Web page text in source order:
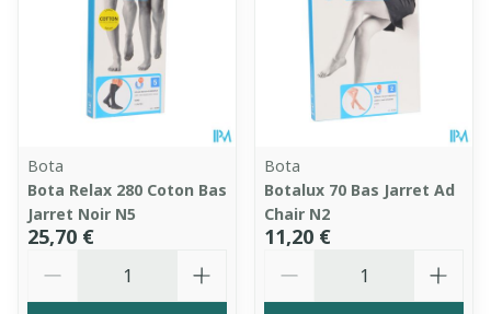
Bota
Bota Relax 280 Coton Bas
Jarret Noir N5
25,70 €
Bota
Botalux 70 Bas Jarret Ad
Chair N2
11,20 €